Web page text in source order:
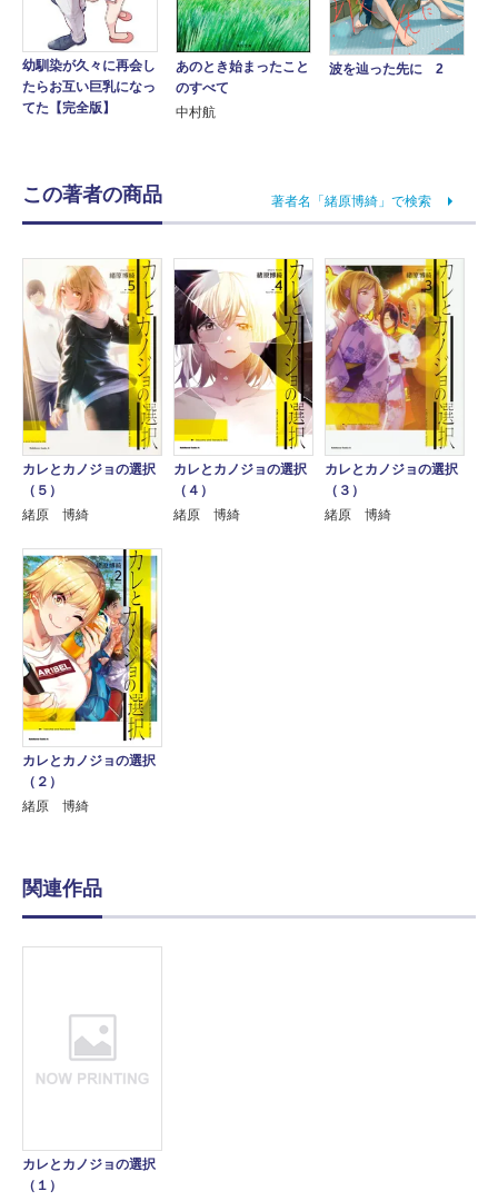
幼馴染が久々に再会し
たらお互い巨乳になっ
てた【完全版】
あのとき始まったこと
のすべて
中村航
波を辿った先に 2
この著者の商品 著者名「緒原博綺」で検索
カレとカノジョの選択
（５）
緒原 博綺
カレとカノジョの選択
（４）
緒原 博綺
カレとカノジョの選択
（３）
緒原 博綺
カレとカノジョの選択
（２）
緒原 博綺
関連作品
カレとカノジョの選択
（１）